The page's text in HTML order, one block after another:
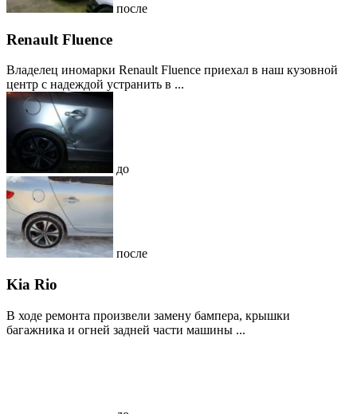
после
Renault Fluence
Владелец иномарки Renault Fluence приехал в наш кузовной
центр с надеждой устранить в ...
до
после
Kia Rio
В ходе ремонта произвели замену бампера, крышки
багажника и огней задней части машины ...